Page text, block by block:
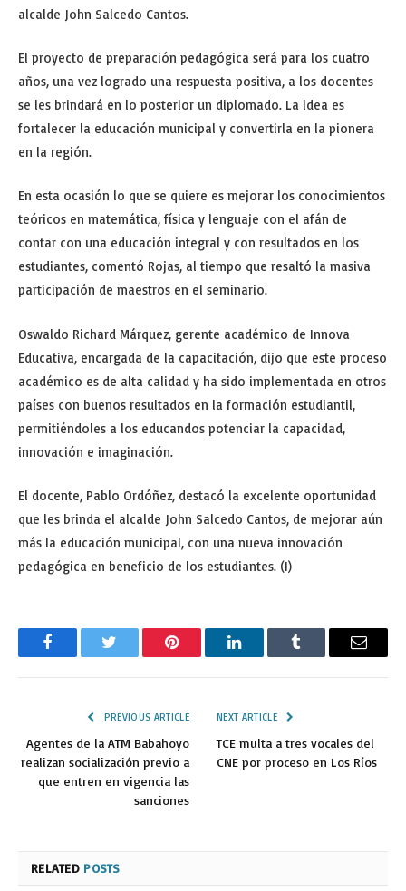
alcalde John Salcedo Cantos.
El proyecto de preparación pedagógica será para los cuatro
años, una vez logrado una respuesta positiva, a los docentes
se les brindará en lo posterior un diplomado. La idea es
fortalecer la educación municipal y convertirla en la pionera
en la región.
En esta ocasión lo que se quiere es mejorar los conocimientos
teóricos en matemática, física y lenguaje con el afán de
contar con una educación integral y con resultados en los
estudiantes, comentó Rojas, al tiempo que resaltó la masiva
participación de maestros en el seminario.
Oswaldo Richard Márquez, gerente académico de Innova
Educativa, encargada de la capacitación, dijo que este proceso
académico es de alta calidad y ha sido implementada en otros
países con buenos resultados en la formación estudiantil,
permitiéndoles a los educandos potenciar la capacidad,
innovación e imaginación.
El docente, Pablo Ordóñez, destacó la excelente oportunidad
que les brinda el alcalde John Salcedo Cantos, de mejorar aún
más la educación municipal, con una nueva innovación
pedagógica en beneficio de los estudiantes. (I)
FacebookTwitter Pinterest LinkedInTumblr Email
PREVIOUS ARTICLE
Agentes de la ATM Babahoyo
realizan socialización previo a
que entren en vigencia las
sanciones
NEXT ARTICLE
TCE multa a tres vocales del
CNE por proceso en Los Ríos
RELATED POSTS